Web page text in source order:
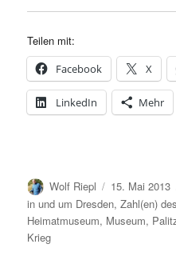
Teilen mit:
Facebook X
LinkedIn Mehr
Autor
Wolf Riepl
Veröffentlicht
am
15. Mai 2013
in und um Dresden,Zahl(en)
Heimatmuseum, Museum,
Krieg